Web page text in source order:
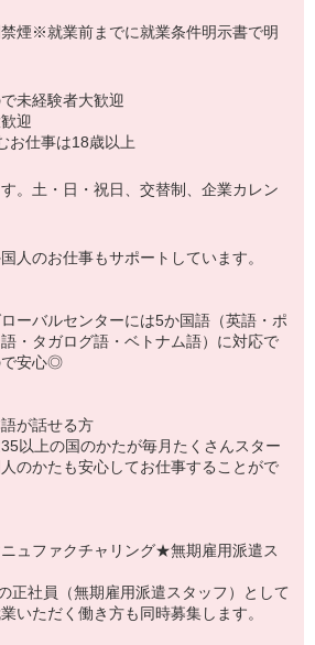
煙※就業前までに就業条件明示書で明
未経験者大歓迎
迎
お仕事は18歳以上
。土・日・祝日、交替制、企業カレン
人のお仕事もサポートしています。
ーバルセンターには5か国語（英語・ポ
・タガログ語・ベトナム語）に対応で
で安心◎
が話せる方
以上の国のかたが毎月たくさんスター
のかたも安心してお仕事することがで
ュファクチャリング★無期雇用派遣ス
正社員（無期雇用派遣スタッフ）として
いただく働き方も同時募集します。